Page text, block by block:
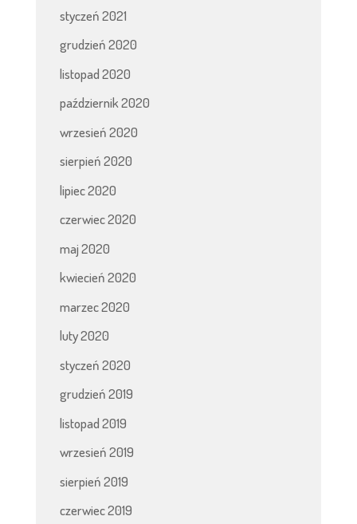
styczeń 2021
grudzień 2020
listopad 2020
październik 2020
wrzesień 2020
sierpień 2020
lipiec 2020
czerwiec 2020
maj 2020
kwiecień 2020
marzec 2020
luty 2020
styczeń 2020
grudzień 2019
listopad 2019
wrzesień 2019
sierpień 2019
czerwiec 2019